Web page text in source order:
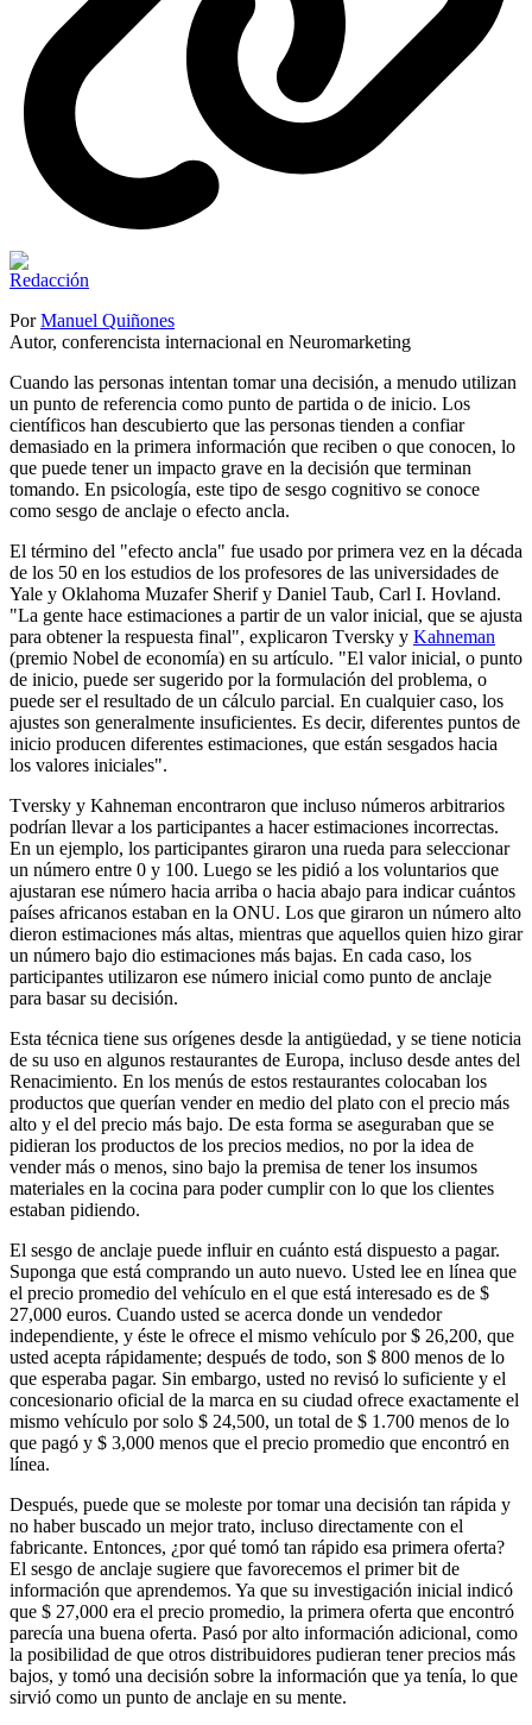
PorManuel Quiñones
Autor, conferencista internacional en Neuromarketing
Cuando las personas intentan tomar una decisión, a menudo utilizan
un punto de referencia como punto de partida o de inicio. Los
científicos han descubierto que las personas tienden a confiar
demasiado en la primera información que reciben o que conocen, lo
que puede tener un impacto grave en la decisión que terminan
tomando. En psicología, este tipo de sesgo cognitivo se conoce
como sesgo de anclaje o efecto ancla.
El término del "efecto ancla" fue usado por primera vez en la década
de los 50 en los estudios de los profesores de las universidades de
Yale y Oklahoma Muzafer Sherif y Daniel Taub, Carl I. Hovland.
"La gente hace estimaciones a partir de un valor inicial, que se ajusta
para obtener la respuesta final", explicaron Tversky y Kahneman
(premio Nobel de economía) en su artículo. "El valor inicial, o punto
de inicio, puede ser sugerido por la formulación del problema, o
puede ser el resultado de un cálculo parcial. En cualquier caso, los
ajustes son generalmente insuficientes. Es decir, diferentes puntos de
inicio producen diferentes estimaciones, que están sesgados hacia
los valores iniciales".
Tversky y Kahneman encontraron que incluso números arbitrarios
podrían llevar a los participantes a hacer estimaciones incorrectas.
En un ejemplo, los participantes giraron una rueda para seleccionar
un número entre 0 y 100. Luego se les pidió a los voluntarios que
ajustaran ese número hacia arriba o hacia abajo para indicar cuántos
países africanos estaban en la ONU. Los que giraron un número alto
dieron estimaciones más altas, mientras que aquellos quien hizo girar
un número bajo dio estimaciones más bajas. En cada caso, los
participantes utilizaron ese número inicial como punto de anclaje
para basar su decisión.
Esta técnica tiene sus orígenes desde la antigüedad, y se tiene noticia
de su uso en algunos restaurantes de Europa, incluso desde antes del
Renacimiento. En los menús de estos restaurantes colocaban los
productos que querían vender en medio del plato con el precio más
alto y el del precio más bajo. De esta forma se aseguraban que se
pidieran los productos de los precios medios, no por la idea de
vender más o menos, sino bajo la premisa de tener los insumos
materiales en la cocina para poder cumplir con lo que los clientes
estaban pidiendo.
El sesgo de anclaje puede influir en cuánto está dispuesto a pagar.
Suponga que está comprando un auto nuevo. Usted lee en línea que
el precio promedio del vehículo en el que está interesado es de $
27,000 euros. Cuando usted se acerca donde un vendedor
independiente, y éste le ofrece el mismo vehículo por $ 26,200, que
usted acepta rápidamente; después de todo, son $ 800 menos de lo
que esperaba pagar. Sin embargo, usted no revisó lo suficiente y el
concesionario oficial de la marca en su ciudad ofrece exactamente el
mismo vehículo por solo $ 24,500, un total de $ 1.700 menos de lo
que pagó y $ 3,000 menos que el precio promedio que encontró en
línea.
Después, puede que se moleste por tomar una decisión tan rápida y
no haber buscado un mejor trato, incluso directamente con el
fabricante. Entonces, ¿por qué tomó tan rápido esa primera oferta?
El sesgo de anclaje sugiere que favorecemos el primer bit de
información que aprendemos. Ya que su investigación inicial indicó
que $ 27,000 era el precio promedio, la primera oferta que encontró
parecía una buena oferta. Pasó por alto información adicional, como
la posibilidad de que otros distribuidores pudieran tener precios más
bajos, y tomó una decisión sobre la información que ya tenía, lo que
sirvió como un punto de anclaje en su mente.